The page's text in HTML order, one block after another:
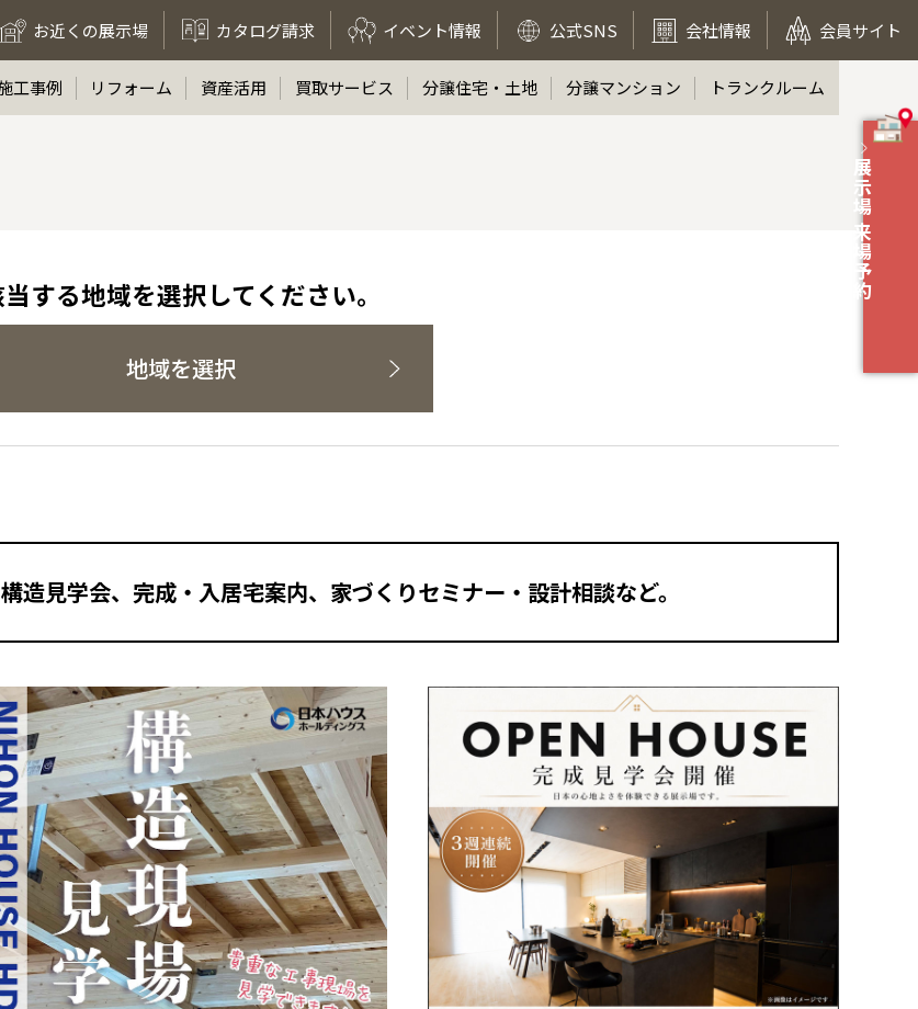
お近くの展示場 カタログ請求 イベント情報 公式SNS 会社情報 会員サイト
展示場 来場予約
工事例 リフォーム 資産活用 買取サービス 分譲住宅・土地 分譲マンション トランクルーム
する地域を選択してください。
地域を選択
構造見学会、完成・入居宅案内、家づくりセミナー・設計相談など。
展示場
海道
幌
北
信越・北陸
のイベント
海道
幌
札幌
小樽
央
苫小牧千歳
北
森県
八戸
信越・北陸